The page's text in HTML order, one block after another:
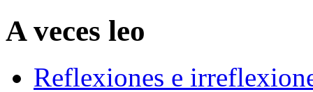
A veces leo
Reflexiones e